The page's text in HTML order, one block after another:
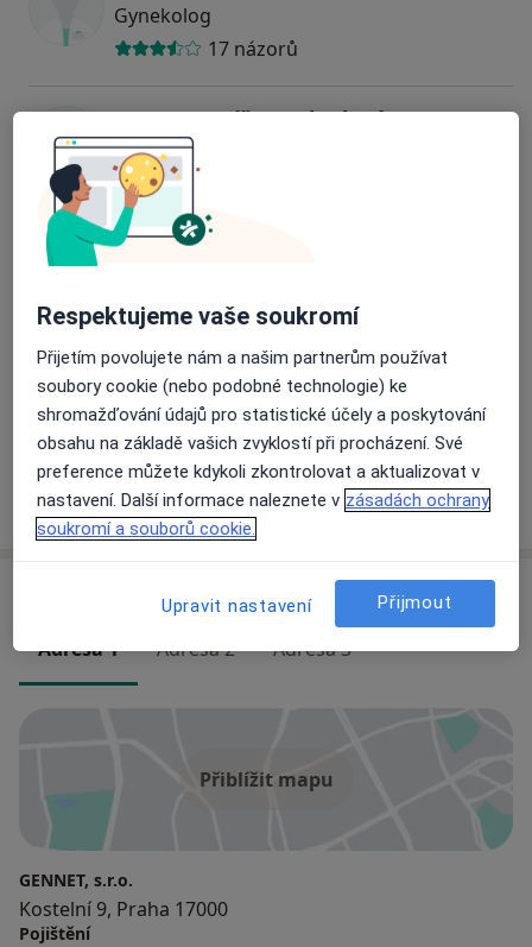
Gynekolog
17 názorů
MUDr. Kateřina Lebedová
Gynekolog
MUDr. Sabina Březinová
53 názorů
Prim. MUDr. Milada Brandejská
Gynekolog
13 názorů
+ 20 specialistů
Adresa 1 Adresa 2 Adresa 3
Přiblížit mapu
GENNET, s.r.o.
Kostelní 9, Praha 17000
Pojištění
Respektujeme vaše soukromí
Přijetím povolujete nám a našim partnerům používat
soubory cookie (nebo podobné technologie) ke
shromažďování údajů pro statistické účely a poskytování
obsahu na základě vašich zvyklostí při procházení. Své
preference můžete kdykoli zkontrolovat a aktualizovat v
nastavení. Další informace naleznete v zásadách ochrany
soukromí a souborů cookie.
Upravit nastavení Přijmout